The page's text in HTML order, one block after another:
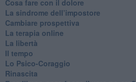
Cosa fare con il dolore
​La sindrome dell’impostore
​Cambiare prospettiva
La terapia online
La libertà
​Il tempo
​Lo Psico-Coraggio
Rinascita